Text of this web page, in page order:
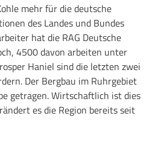
mehr für die deutsche
des Landes und Bundes
hat die RAG Deutsche
4500 davon arbeiten unter
Haniel sind die letzten zwei
Der Bergbau im Ruhrgebiet
getragen. Wirtschaftlich ist dies
es die Region bereits seit